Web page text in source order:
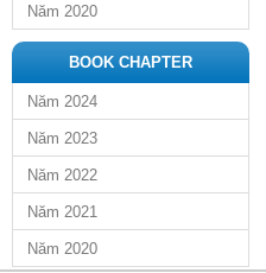
Năm 2020
BOOK CHAPTER
Năm 2024
Năm 2023
Năm 2022
Năm 2021
Năm 2020